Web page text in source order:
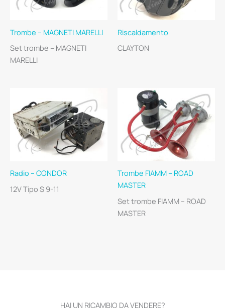
Trombe – MAGNETI MARELLI
Set trombe – MAGNETI
MARELLI
Riscaldamento
CLAYTON
Radio – CONDOR
12V Tipo S 9-11
Trombe FIAMM – ROAD
MASTER
Set trombe FIAMM – ROAD
MASTER
HAI UN RICAMBIO DA VENDERE?